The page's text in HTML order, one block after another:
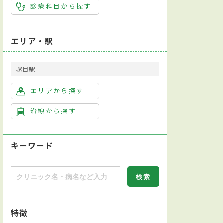
診療科目から探す
エリア・駅
塚目駅
エリアから探す
沿線から探す
キーワード
特徴